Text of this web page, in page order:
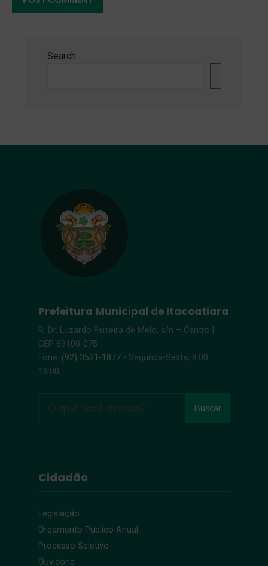
Search
Prefeitura Municipal de Itacoatiara
R. Dr. Luzardo Ferreira de Melo, s/n – Centro |
CEP 69100-075
Fone: (92) 3521-1877 • Segunda-Sexta, 8:00 –
18:00
Buscar
Cidadão
Legislação
Orçamento Público Anual
Processo Seletivo
Ouvidoria